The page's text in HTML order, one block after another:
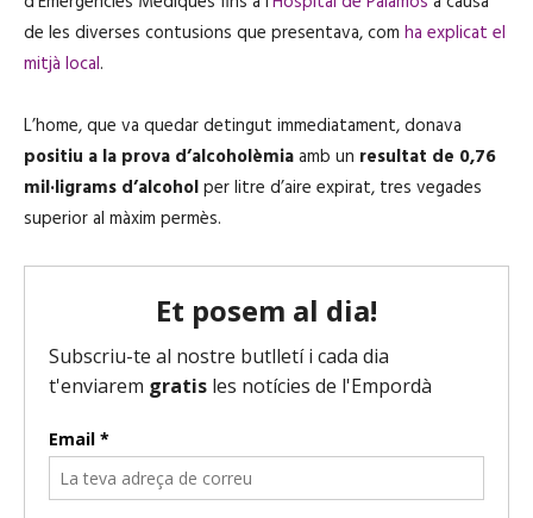
de les diverses contusions que presentava, com ha explicat el
mitjà local.
L’home, que va quedar detingut immediatament, donava
positiu a la prova d’alcoholèmiaamb un resultat de 0,76
mil·ligrams d’alcoholper litre d’aire expirat, tres vegades
superior al màxim permès.